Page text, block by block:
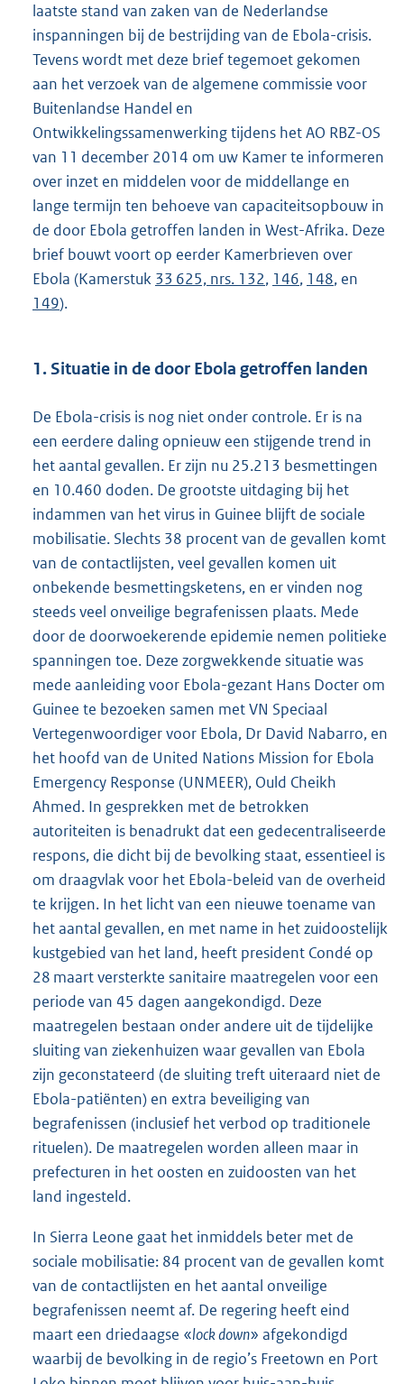
laatste stand van zaken van de Nederlandse
inspanningen bij de bestrijding van de Ebola-crisis.
Tevens wordt met deze brief tegemoet gekomen
aan het verzoek van de algemene commissie voor
Buitenlandse Handel en
Ontwikkelingssamenwerking tijdens het AO RBZ-OS
van 11 december 2014 om uw Kamer te informeren
over inzet en middelen voor de middellange en
lange termijn ten behoeve van capaciteitsopbouw in
de door Ebola getroffen landen in West-Afrika. Deze
brief bouwt voort op eerder Kamerbrieven over
Ebola (Kamerstuk 33 625, nrs. 132, 146, 148, en
149).
1. Situatie in de door Ebola getroffen landen
De Ebola-crisis is nog niet onder controle. Er is na
een eerdere daling opnieuw een stijgende trend in
het aantal gevallen. Er zijn nu 25.213 besmettingen
en 10.460 doden. De grootste uitdaging bij het
indammen van het virus in Guinee blijft de sociale
mobilisatie. Slechts 38 procent van de gevallen komt
van de contactlijsten, veel gevallen komen uit
onbekende besmettingsketens, en er vinden nog
steeds veel onveilige begrafenissen plaats. Mede
door de doorwoekerende epidemie nemen politieke
spanningen toe. Deze zorgwekkende situatie was
mede aanleiding voor Ebola-gezant Hans Docter om
Guinee te bezoeken samen met VN Speciaal
Vertegenwoordiger voor Ebola, Dr David Nabarro, en
het hoofd van de United Nations Mission for Ebola
Emergency Response (UNMEER), Ould Cheikh
Ahmed. In gesprekken met de betrokken
autoriteiten is benadrukt dat een gedecentraliseerde
respons, die dicht bij de bevolking staat, essentieel is
om draagvlak voor het Ebola-beleid van de overheid
te krijgen. In het licht van een nieuwe toename van
het aantal gevallen, en met name in het zuidoostelijk
kustgebied van het land, heeft president Condé op
28 maart versterkte sanitaire maatregelen voor een
periode van 45 dagen aangekondigd. Deze
maatregelen bestaan onder andere uit de tijdelijke
sluiting van ziekenhuizen waar gevallen van Ebola
zijn geconstateerd (de sluiting treft uiteraard niet de
Ebola-patiënten) en extra beveiliging van
begrafenissen (inclusief het verbod op traditionele
rituelen). De maatregelen worden alleen maar in
prefecturen in het oosten en zuidoosten van het
land ingesteld.
In Sierra Leone gaat het inmiddels beter met de
sociale mobilisatie: 84 procent van de gevallen komt
van de contactlijsten en het aantal onveilige
begrafenissen neemt af. De regering heeft eind
maart een driedaagse «lock down» afgekondigd
waarbij de bevolking in de regio’s Freetown en Port